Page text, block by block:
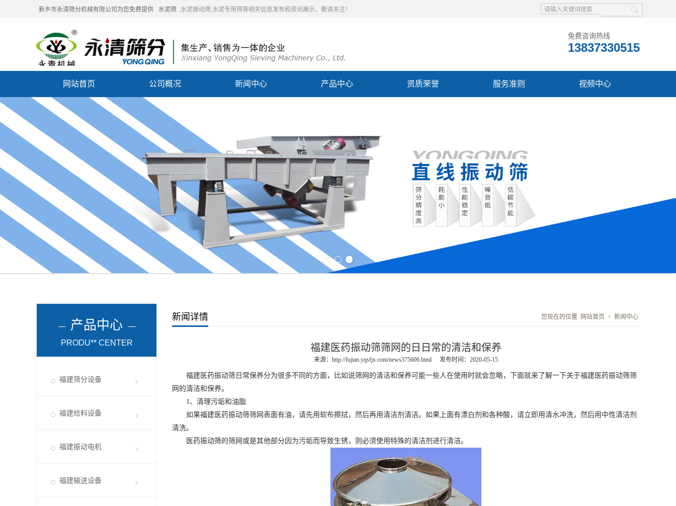
新乡市永清筛分机械有限公司为您免费提供 水泥筛 ,水泥振动筛,水泥专用筛等相关信息发布和资讯展示，敬请关注！
免费咨询热线
13837330515
网站首页 公司概况 新闻中心 产品中心 资质荣誉 服务准则 视频中心
联系我们
产品中心
PRODU** CENTER
福建筛分设备
福建给料设备
福建振动电机
福建输送设备
新闻详情 您现在的位置: 网站首页 > 新闻中心
福建医药振动筛筛网的日日常的清洁和保养
来源： http://fujian.yqsfjx.com/news375606.html 发布时间：2020-05-15
福建医药振动筛 日常保养分为很多不同的方面，比如说筛网的清洁和保养可能一些人在使用时就会忽略，下面就来了解一下关于福建医药振动筛筛
网的清洁和保养。
1、清理污垢和油脂
如果福建医药振动筛筛网表面有油，请先用软布擦拭，然后再用清洁剂清洁。如果上面有漂白剂和各种酸，请立即用清水冲洗，然后用中性清洁剂
清洗。
医药振动筛的筛网或是其他部分因为污垢而导致生锈，则必须使用特殊的清洁剂进行清洁。